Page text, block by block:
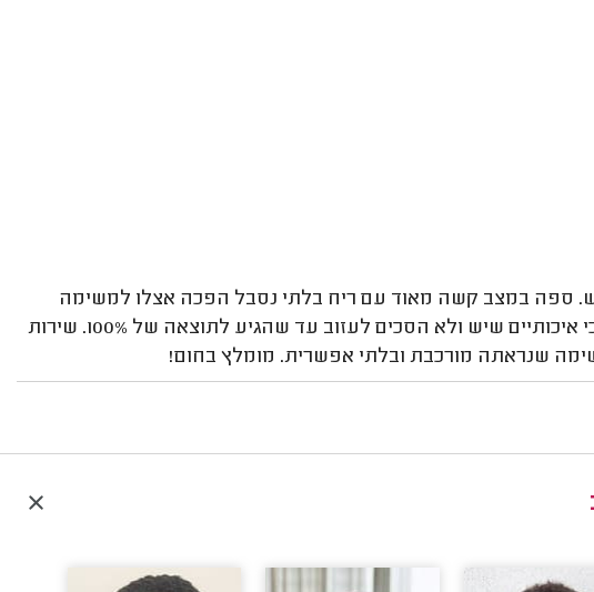
ספה במצב קשה מאוד עם ריח בלתי נסבל הפכה אצלו למשימה
אישית. נדב השקיע שעות, השתמש בחומרים הכי איכותיים שיש ולא הסכים לעזוב עד שהגיע לתוצאה של 100%. שירות
שנראתה מורכבת ובלתי אפשרית. מומלץ בחום!